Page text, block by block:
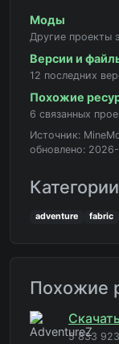
Моды
Другие проекты
Версии и
12 последних
Похожие
6 связанных
Источник:
обновлено:
Категории
adventure fabric
Похожие
5 833